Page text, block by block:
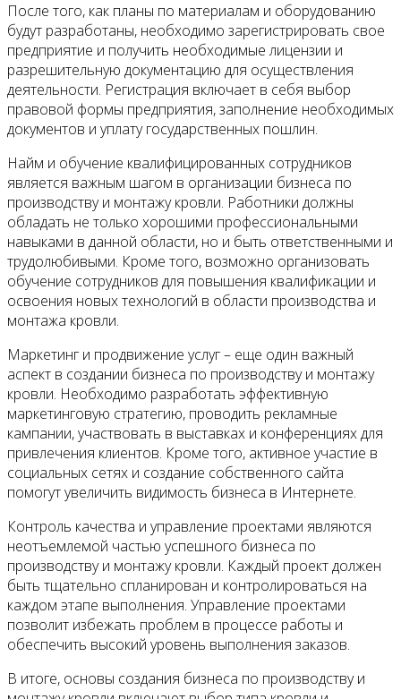
После того, как планы по материалам и оборудованию
будут разработаны, необходимо зарегистрировать свое
предприятие и получить необходимые лицензии и
разрешительную документацию для осуществления
деятельности. Регистрация включает в себя выбор
правовой формы предприятия, заполнение необходимых
документов и уплату государственных пошлин.
Найм и обучение квалифицированных сотрудников
является важным шагом в организации бизнеса по
производству и монтажу кровли. Работники должны
обладать не только хорошими профессиональными
навыками в данной области, но и быть ответственными и
трудолюбивыми. Кроме того, возможно организовать
обучение сотрудников для повышения квалификации и
освоения новых технологий в области производства и
монтажа кровли.
Маркетинг и продвижение услуг – еще один важный
аспект в создании бизнеса по производству и монтажу
кровли. Необходимо разработать эффективную
маркетинговую стратегию, проводить рекламные
кампании, участвовать в выставках и конференциях для
привлечения клиентов. Кроме того, активное участие в
социальных сетях и создание собственного сайта
помогут увеличить видимость бизнеса в Интернете.
Контроль качества и управление проектами являются
неотъемлемой частью успешного бизнеса по
производству и монтажу кровли. Каждый проект должен
быть тщательно спланирован и контролироваться на
каждом этапе выполнения. Управление проектами
позволит избежать проблем в процессе работы и
обеспечить высокий уровень выполнения заказов.
В итоге, основы создания бизнеса по производству и